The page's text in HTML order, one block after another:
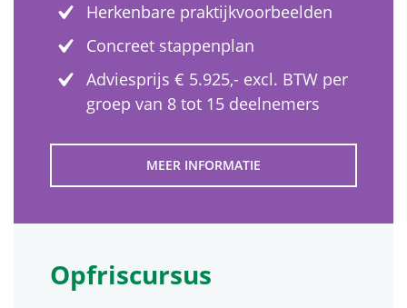
Herkenbare praktijkvoorbeelden
Concreet stappenplan
Adviesprijs € 5.925,- excl. BTW per
groep van 8 tot 15 deelnemers
MEER INFORMATIE
Opfriscursus